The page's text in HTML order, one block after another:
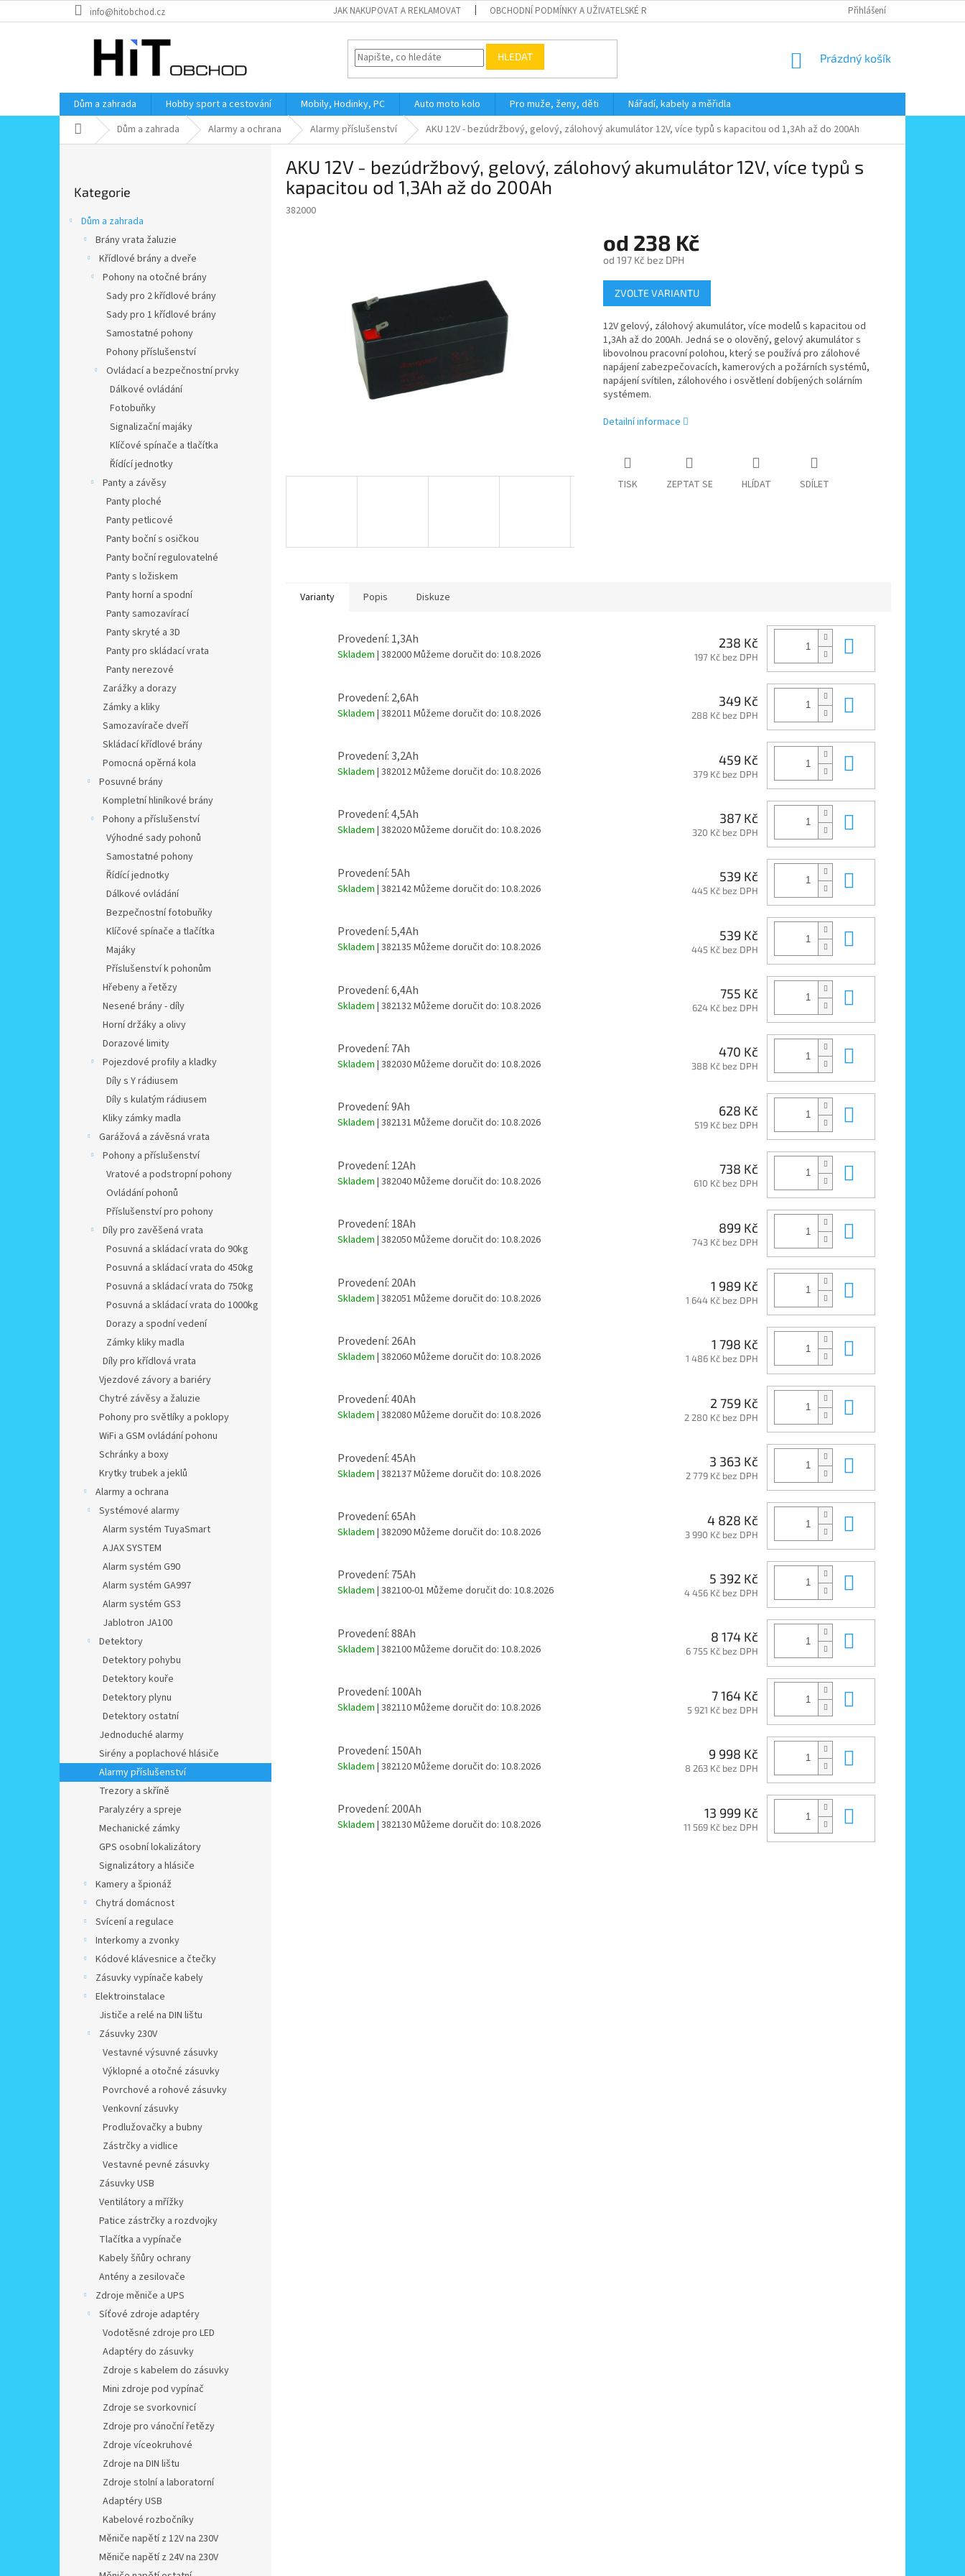
na
info@hitobchod.cz JAK NAKUPOVAT A REKLAMOVAT OBCHODNÍ PODMÍNKY A UŽIVATELSKÉ RADY KONTAKT
Přihlášení
HLEDAT
NÁKUPNÍ
Prázdný košík
Dům a zahrada Hobby sport a cestování Mobily, Hodinky, PC Auto moto kolo Pro muže, ženy, děti
Nářadí, kabely a měřidla
Domů Dům a zahrada Alarmy a ochrana Alarmy příslušenství AKU 12V - bezúdržbový, gelový, zálohový akumulátor 12V, více typů s kapacitou od 1,3Ah až do 200Ah
kategorie
Kategorie
Dům a zahrada
Brány vrata žaluzie
Křídlové brány a dveře
Pohony na otočné brány
Sady pro 2 křídlové brány
Sady pro 1 křídlové brány
Samostatné pohony
Pohony příslušenství
Ovládací a bezpečnostní prvky
Dálkové ovládání
Fotobuňky
Signalizační majáky
Klíčové spínače a tlačítka
Řídící jednotky
Panty a závěsy
Panty ploché
Panty petlicové
Panty boční s osičkou
Panty boční regulovatelné
Panty s ložiskem
Panty horní a spodní
Panty samozavírací
Panty skryté a 3D
Panty pro skládací vrata
Panty nerezové
Zarážky a dorazy
Zámky a kliky
Samozavírače dveří
Skládací křídlové brány
Pomocná opěrná kola
Posuvné brány
Kompletní hliníkové brány
Pohony a příslušenství
Výhodné sady pohonů
Samostatné pohony
Řídící jednotky
Dálkové ovládání
Bezpečnostní fotobuňky
Klíčové spínače a tlačítka
Majáky
Příslušenství k pohonům
Hřebeny a řetězy
Nesené brány - díly
Horní držáky a olivy
Dorazové limity
Pojezdové profily a kladky
Díly s Y rádiusem
Díly s kulatým rádiusem
Kliky zámky madla
Garážová a závěsná vrata
Pohony a příslušenství
Vratové a podstropní pohony
Ovládání pohonů
Příslušenství pro pohony
Díly pro zavěšená vrata
Posuvná a skládací vrata do 90kg
Posuvná a skládací vrata do 450kg
Posuvná a skládací vrata do 750kg
Posuvná a skládací vrata do 1000kg
Dorazy a spodní vedení
Zámky kliky madla
Díly pro křídlová vrata
Vjezdové závory a bariéry
Chytré závěsy a žaluzie
Pohony pro světlíky a poklopy
WiFi a GSM ovládání pohonu
Schránky a boxy
Krytky trubek a jeklů
Alarmy a ochrana
Systémové alarmy
Alarm systém TuyaSmart
AJAX SYSTEM
Alarm systém G90
Alarm systém GA997
Alarm systém GS3
Jablotron JA100
Detektory
Detektory pohybu
Detektory kouře
Detektory plynu
Detektory ostatní
Jednoduché alarmy
Sirény a poplachové hlásiče
Alarmy příslušenství
Trezory a skříně
Paralyzéry a spreje
Mechanické zámky
GPS osobní lokalizátory
Signalizátory a hlásiče
Kamery a špionáž
Chytrá domácnost
Svícení a regulace
Interkomy a zvonky
Kódové klávesnice a čtečky
Zásuvky vypínače kabely
Elektroinstalace
Jističe a relé na DIN lištu
Zásuvky 230V
Vestavné výsuvné zásuvky
Výklopné a otočné zásuvky
Povrchové a rohové zásuvky
Venkovní zásuvky
Prodlužovačky a bubny
Zástrčky a vidlice
Vestavné pevné zásuvky
Zásuvky USB
Ventilátory a mřížky
Patice zástrčky a rozdvojky
Tlačítka a vypínače
Kabely šňůry ochrany
Antény a zesilovače
Zdroje měniče a UPS
Síťové zdroje adaptéry
Vodotěsné zdroje pro LED
Adaptéry do zásuvky
Zdroje s kabelem do zásuvky
Mini zdroje pod vypínač
Zdroje se svorkovnicí
Zdroje pro vánoční řetězy
Zdroje víceokruhové
Zdroje na DIN lištu
Zdroje stolní a laboratorní
Adaptéry USB
Kabelové rozbočníky
Měniče napětí z 12V na 230V
Měniče napětí z 24V na 230V
AKU 12V - bezúdržbový, gelový, zálohový akumulátor 12V, více typů s
kapacitou od 1,3Ah až do 200Ah
382000
od 238 Kč
od 197 Kčbez DPH
Měrná
cena:
ZVOLTE VARIANTU
12V gelový, zálohový akumulátor, více modelů s kapacitou od
1,3Ah až do 200Ah. Jedná se o olověný, gelový akumulátor s
libovolnou pracovní polohou, který se používá pro zálohové
napájení zabezpečovacích, kamerových a požárních systémů,
napájení svítilen, zálohového i osvětlení dobíjených solárním
systémem.
Detailní informace
TISK ZEPTAT SE HLÍDAT SDÍLET
Varianty Popis Diskuze
Provedení: 1,3Ah
Skladem | 382000Můžeme doručit do: 10.8.2026
238 Kč
197 Kč bez DPH
Provedení: 2,6Ah
Skladem | 382011 Můžeme doručit do: 10.8.2026
349 Kč
288 Kč bez DPH
Provedení: 3,2Ah
Skladem | 382012Můžeme doručit do: 10.8.2026
459 Kč
379 Kč bez DPH
Provedení: 4,5Ah
Skladem | 382020Můžeme doručit do: 10.8.2026
387 Kč
320 Kč bez DPH
Provedení: 5Ah
Skladem | 382142Můžeme doručit do: 10.8.2026
539 Kč
445 Kč bez DPH
Provedení: 5,4Ah
Skladem | 382135 Můžeme doručit do: 10.8.2026
539 Kč
445 Kč bez DPH
Provedení: 6,4Ah
Skladem | 382132Můžeme doručit do: 10.8.2026
755 Kč
624 Kč bez DPH
Provedení: 7Ah
Skladem | 382030Můžeme doručit do: 10.8.2026
470 Kč
388 Kč bez DPH
Provedení: 9Ah
Skladem | 382131 Můžeme doručit do: 10.8.2026
628 Kč
519 Kč bez DPH
Provedení: 12Ah
Skladem | 382040Můžeme doručit do: 10.8.2026
738 Kč
610 Kč bez DPH
Provedení: 18Ah
Skladem | 382050Můžeme doručit do: 10.8.2026
899 Kč
743 Kč bez DPH
Provedení: 20Ah
Skladem | 382051 Můžeme doručit do: 10.8.2026
1 989 Kč
1 644 Kč bez DPH
Provedení: 26Ah
Skladem | 382060Můžeme doručit do: 10.8.2026
1 798 Kč
1 486 Kč bez DPH
Provedení: 40Ah
Skladem | 382080Můžeme doručit do: 10.8.2026
2 759 Kč
2 280 Kč bez DPH
Provedení: 45Ah
Skladem | 382137Můžeme doručit do: 10.8.2026
3 363 Kč
2 779 Kč bez DPH
Provedení: 65Ah
Skladem | 382090Můžeme doručit do: 10.8.2026
4 828 Kč
3 990 Kč bez DPH
Provedení: 75Ah
Skladem | 382100-01 Můžeme doručit do: 10.8.2026
5 392 Kč
4 456 Kč bez DPH
Provedení: 88Ah
Skladem | 382100Můžeme doručit do: 10.8.2026
8 174 Kč
6 755 Kč bez DPH
Provedení: 100Ah
Skladem | 382110Můžeme doručit do: 10.8.2026
7 164 Kč
5 921 Kč bez DPH
Provedení: 150Ah
Skladem | 382120Můžeme doručit do: 10.8.2026
9 998 Kč
8 263 Kč bez DPH
Provedení: 200Ah
Skladem | 382130Můžeme doručit do: 10.8.2026
13 999 Kč
11 569 Kč bez DPH